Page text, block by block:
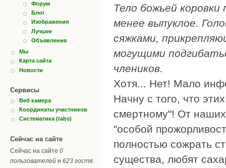
Форум
Блог
Изображения
Лучшее
Объявления
Мы
Карта сайта
Новости
Сервисы
Веб камера
Координаты участников
Систематика (tabs)
Сейчас на сайте
Сейчас на сайте 0
пользователей и 623 гостя
Тело божьей
менее выпуклое.
сяжками,
могущими
члеников.
Хотя... Нет! Мало
Начну с того, что
смертному"! От
"особой
полностью сожрать
существа, любят